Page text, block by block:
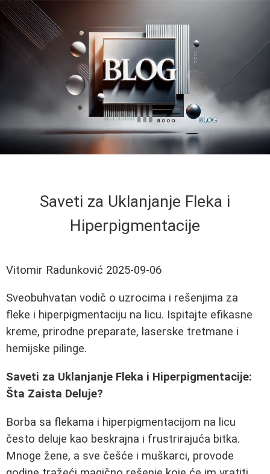
Saveti za Uklanjanje Fleka i
Hiperpigmentacije
Vitomir Radunković 2025-09-06
Sveobuhvatan vodič o uzrocima i rešenjima za
fleke i hiperpigmentaciju na licu. Ispitajte efikasne
kreme, prirodne preparate, laserske tretmane i
hemijske pilinge.
Saveti za Uklanjanje Fleka i Hiperpigmentacije:
Šta Zaista Deluje?
Borba sa flekama i hiperpigmentacijom na licu
često deluje kao beskrajna i frustrirajuća bitka.
Mnoge žene, a sve češće i muškarci, provode